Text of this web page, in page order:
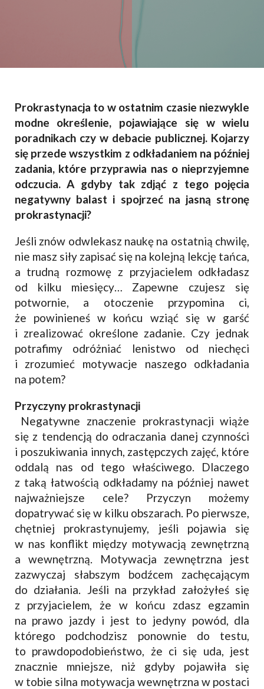
Prokrastynacja to w ostatnim czasie niezwykle
modne określenie, pojawiające się w wielu
poradnikach czy w debacie publicznej. Kojarzy
się przede wszystkim z odkładaniem na później
zadania, które przyprawia nas o nieprzyjemne
odczucia. A gdyby tak zdjąć z tego pojęcia
negatywny balast i spojrzeć na jasną stronę
prokrastynacji?
Jeśli znów odwlekasz naukę na ostatnią chwilę,
nie masz siły zapisać się na kolejną lekcję tańca,
a trudną rozmowę z przyjacielem odkładasz
od kilku miesięcy… Zapewne czujesz się
potwornie, a otoczenie przypomina ci,
że powinieneś w końcu wziąć się w garść
i zrealizować określone zadanie. Czy jednak
potrafimy odróżniać lenistwo od niechęci
i zrozumieć motywacje naszego odkładania
na potem?
Przyczyny prokrastynacji
Negatywne znaczenie prokrastynacji wiąże
się z tendencją do odraczania danej czynności
i poszukiwania innych, zastępczych zajęć, które
oddalą nas od tego właściwego. Dlaczego
z taką łatwością odkładamy na później nawet
najważniejsze cele? Przyczyn możemy
dopatrywać się w kilku obszarach. Po pierwsze,
chętniej prokrastynujemy, jeśli pojawia się
w nas konflikt między motywacją zewnętrzną
a wewnętrzną. Motywacja zewnętrzna jest
zazwyczaj słabszym bodźcem zachęcającym
do działania. Jeśli na przykład założyłeś się
z przyjacielem, że w końcu zdasz egzamin
na prawo jazdy i jest to jedyny powód, dla
którego podchodzisz ponownie do testu,
to prawdopodobieństwo, że ci się uda, jest
znacznie mniejsze, niż gdyby pojawiła się
w tobie silna motywacja wewnętrzna w postaci